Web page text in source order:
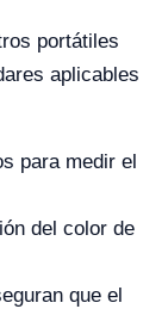
portátiles
aplicables
para medir el
del color de
que el